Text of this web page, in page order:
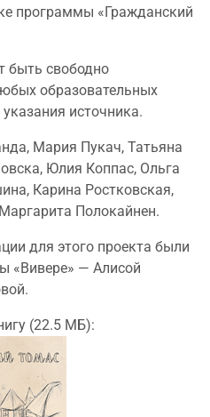
программы «Гражданский
быть свободно
образовательных
источника.
Мария Пукач, Татьяна
Юлия Коппас, Ольга
Карина Ростковская,
Полокайнен.
для этого проекта были
«Вивере» — Алисой
(22.5 МБ):